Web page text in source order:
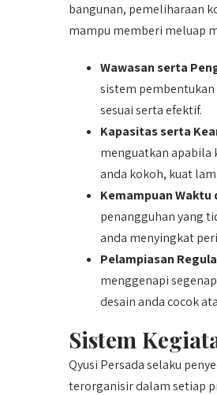
bangunan, pemeliharaan
mampu memberi meluap
Wawasan serta
sistem
sesuai serta efektif.
Kapasitas serta
menguatkan apabila
anda kokoh, kuat
Kemampuan Waktu
penangguhan yang
anda menyingkat
Pelampiasan
menggenapi
desain anda cocok
Sistem
Qyusi Persada selaku
terorganisir dalam setiap